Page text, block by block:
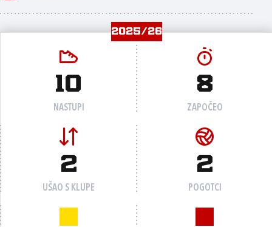
2025/26
10
NASTUPI
8
ZAPOČEO
2
UŠAO S KLUPE
2
POGOTCI